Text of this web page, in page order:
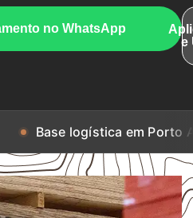
no WhatsApp
e
em Porto Alegre, RS